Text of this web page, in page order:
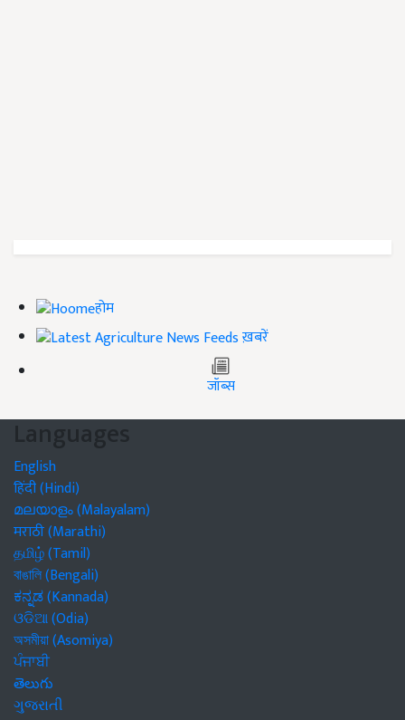
होम
ख़बरें
जॉब्स
Languages
English
हिंदी (Hindi)
മലയാളം (Malayalam)
मराठी (Marathi)
தமிழ் (Tamil)
বাঙালি (Bengali)
ಕನ್ನಡ (Kannada)
ଓଡିଆ (Odia)
অসমীয়া (Asomiya)
ਪੰਜਾਬੀ
తెలుగు
ગુજરાતી